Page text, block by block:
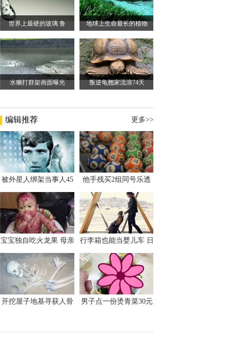
世界上最硬的玻璃 鲁 地球上生命最长的植物
水獭打群架画面曝光 叛逆龟翘家流浪74天
编辑推荐 更多>>
被外星人绑架当事人45
斯卡古拉事件
他手残买2组同号乐透
万
宝宝独自吃火龙果 母亲
行李箱也能当婴儿车 日
开挖屋子地基寻获人骨
男子点一份烫青菜30元